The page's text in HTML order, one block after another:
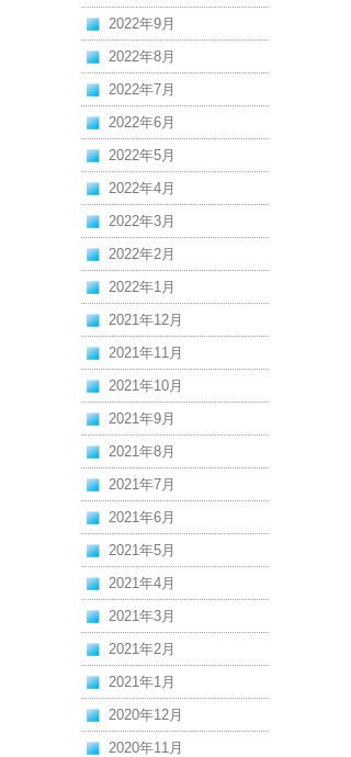
2022年9月
2022年8月
2022年7月
2022年6月
2022年5月
2022年4月
2022年3月
2022年2月
2022年1月
2021年12月
2021年11月
2021年10月
2021年9月
2021年8月
2021年7月
2021年6月
2021年5月
2021年4月
2021年3月
2021年2月
2021年1月
2020年12月
2020年11月